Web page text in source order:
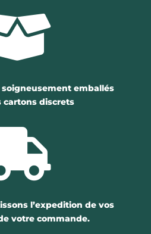
emballés
cartons discrets
l’expedition de vos
votre commande.